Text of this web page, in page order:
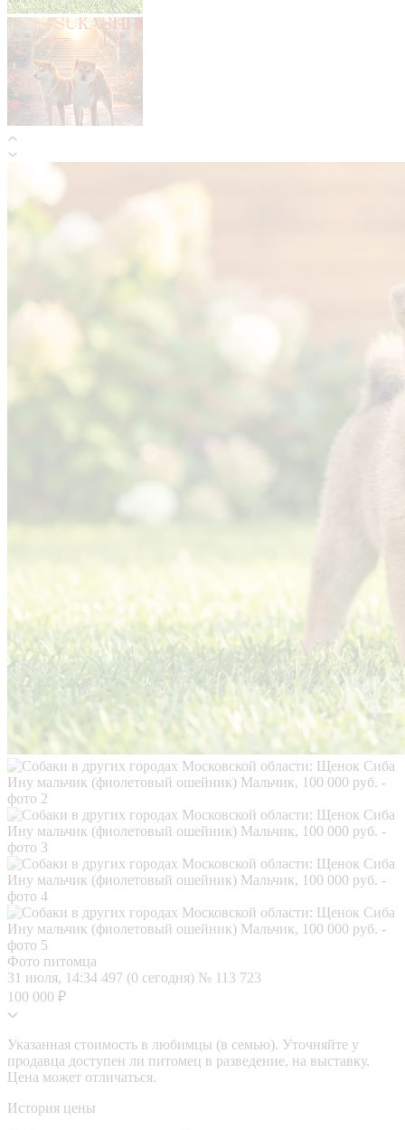
Фото питомца
31 июля, 14:34 497 (0 сегодня) № 113 723
100 000 ₽
Указанная стоимость в любимцы (в семью). Уточняйте у
продавца доступен ли питомец в разведение, на выставку.
Цена может отличаться.
История цены